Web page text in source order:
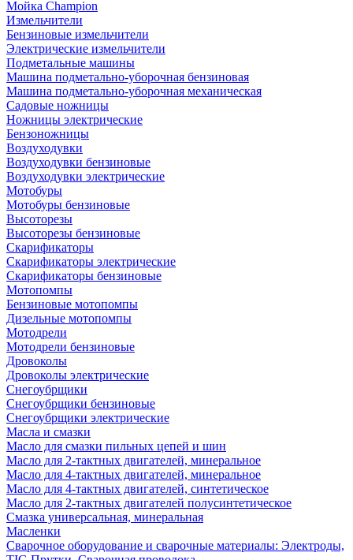
Мойка Champion
Измельчители
Бензиновые измельчители
Электрические измельчители
Подметальные машины
Машина подметально-уборочная бензиновая
Машина подметально-уборочная механическая
Садовые ножницы
Ножницы электрические
Бензоножницы
Воздуходувки
Воздуходувки бензиновые
Воздуходувки электрические
Мотобуры
Мотобуры бензиновые
Высоторезы
Высоторезы бензиновые
Скарификаторы
Скарификаторы электрические
Скарификаторы бензиновые
Мотопомпы
Бензиновые мотопомпы
Дизельные мотопомпы
Мотодрели
Мотодрели бензиновые
Дровоколы
Дровоколы электрические
Снегоубрщики
Снегоубрщики бензиновые
Снегоубрщики электрические
Масла и смазки
Масло для смазки пильных цепей и шин
Масло для 2-тактных двигателей, минеральное
Масло для 4-тактных двигателей, минеральное
Масло для 4-тактных двигателей, синтетическое
Масло для 2-тактных двигателей полусинтетическое
Смазка универсальная, минеральная
Масленки
Сварочное оборудование и сварочные материалы: Электроды,